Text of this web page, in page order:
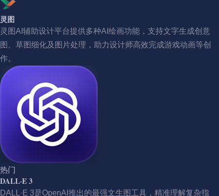
灵图
灵图AI辅助设计平台提供多种AI绘画功能，支持文字生成创意
图、草图细化及图片处理，助力设计师高效完成游戏动画等创
作。
热门
DALL·E 3
DALL·E 3是OpenAI推出的最强文生图工具，精准理解复杂指